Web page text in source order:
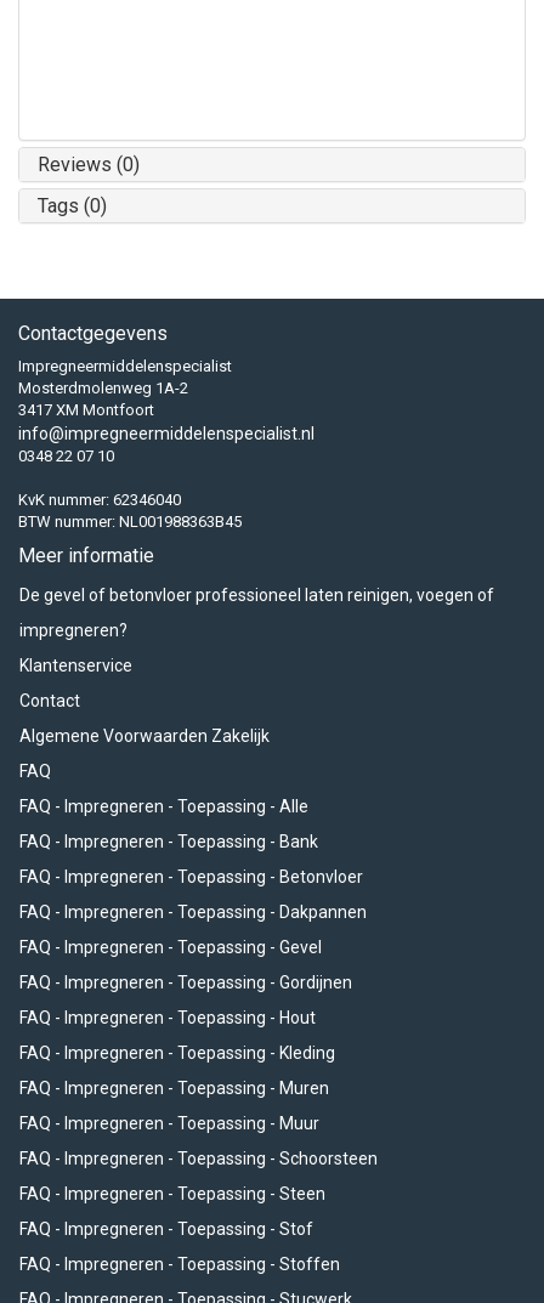
Reviews (0)
Tags (0)
Contactgegevens
Impregneermiddelenspecialist
Mosterdmolenweg 1A-2
3417 XM Montfoort
info@impregneermiddelenspecialist.nl
0348 22 07 10
KvK nummer: 62346040
BTW nummer: NL001988363B45
Meer informatie
De gevel of betonvloer professioneel laten reinigen, voegen of
impregneren?
Klantenservice
Contact
Algemene Voorwaarden Zakelijk
FAQ
FAQ - Impregneren - Toepassing - Alle
FAQ - Impregneren - Toepassing - Bank
FAQ - Impregneren - Toepassing - Betonvloer
FAQ - Impregneren - Toepassing - Dakpannen
FAQ - Impregneren - Toepassing - Gevel
FAQ - Impregneren - Toepassing - Gordijnen
FAQ - Impregneren - Toepassing - Hout
FAQ - Impregneren - Toepassing - Kleding
FAQ - Impregneren - Toepassing - Muren
FAQ - Impregneren - Toepassing - Muur
FAQ - Impregneren - Toepassing - Schoorsteen
FAQ - Impregneren - Toepassing - Steen
FAQ - Impregneren - Toepassing - Stof
FAQ - Impregneren - Toepassing - Stoffen
FAQ - Impregneren - Toepassing - Stucwerk